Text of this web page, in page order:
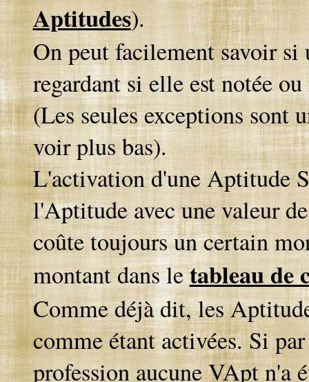
Aptitudes).
On peut facilement savoir
regardant si elle est notée
(Les seules exceptions sont
voir plus bas).
L'activation d'une Aptitude
l'Aptitude avec une valeur
coûte toujours un certain
montant dans letableau de
Comme déjà dit, les
comme étant activées. Si
profession aucune VApt n'a